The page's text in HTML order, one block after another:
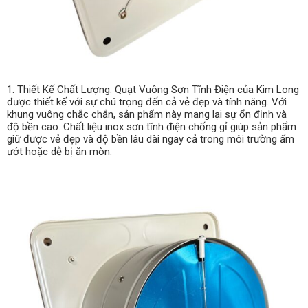
1. Thiết Kế Chất Lượng: Quạt Vuông Sơn Tĩnh Điện của Kim Long
được thiết kế với sự chú trọng đến cả vẻ đẹp và tính năng. Với
khung vuông chắc chắn, sản phẩm này mang lại sự ổn định và
độ bền cao. Chất liệu inox sơn tĩnh điện chống gỉ giúp sản phẩm
giữ được vẻ đẹp và độ bền lâu dài ngay cả trong môi trường ẩm
ướt hoặc dễ bị ăn mòn.